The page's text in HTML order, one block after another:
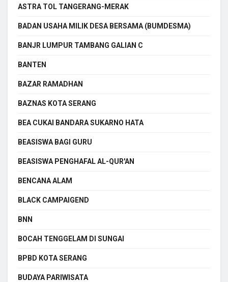
ASTRA TOL TANGERANG-MERAK
BADAN USAHA MILIK DESA BERSAMA (BUMDESMA)
BANJR LUMPUR TAMBANG GALIAN C
BANTEN
BAZAR RAMADHAN
BAZNAS KOTA SERANG
BEA CUKAI BANDARA SUKARNO HATA
BEASISWA BAGI GURU
BEASISWA PENGHAFAL AL-QUR'AN
BENCANA ALAM
BLACK CAMPAIGEND
BNN
BOCAH TENGGELAM DI SUNGAI
BPBD KOTA SERANG
BUDAYA PARIWISATA